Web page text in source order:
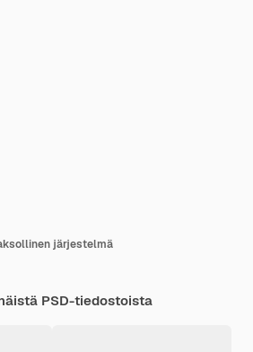
järjestelmä
PSD-tiedostoista